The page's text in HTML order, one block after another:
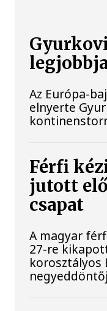
Az Európa-
elnyerte
Férfi
jutott
csapat
A magyar
27-re
korosztályos